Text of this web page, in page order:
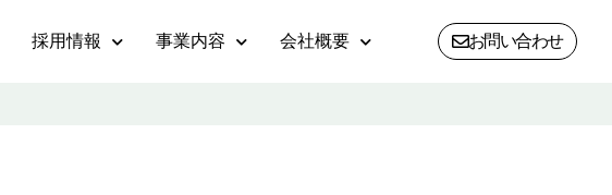
採用情報 事業内容 会社概要 お問い合わせ